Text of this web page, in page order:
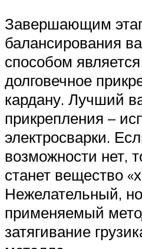
Завершающим
балансирования
способом
долговечное
кардану. Лучший
прикрепления –
электросварки.
возможности нет,
станет вещество
Нежелательный,
применяемый
затягивание